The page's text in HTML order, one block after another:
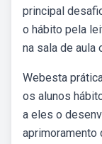
principal
o hábito pela
na sala de aula
Webesta
os alunos
a eles o
aprimoramento